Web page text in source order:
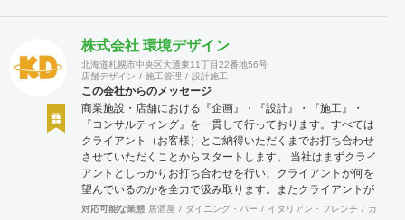
株式会社 環境デザイン
北海道札幌市中央区大通東11丁目22番地56号
店舗デザイン
施工管理 設計施工
この会社からのメッセージ
商業施設・店舗における『企画』・『設計』・『施工』・
『コンサルティング』を一貫して行っております。すべては
クライアント（お客様）とご納得いただくまでお打ち合わせ
させていただくことからスタートします。 当社はまずクライ
アントとしっかりお打ち合わせを行い、クライアントが何を
望んでいるのかを全力で汲み取ります。またクライアントが
思い描いていることをどのように表現していいのかお困りの
対応可能な業態 居酒屋 ダイニング・バー イタリアン・フレンチ カフェ